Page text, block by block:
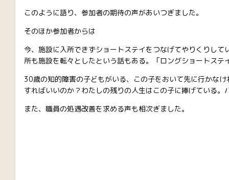
このように語り、参加者の期待の声があいつぎました。
そのほか参加者からは
今、施設に入所できずショートステイをつなげてやりくりし
所も施設を転々としたという話もある。「ロングショートステ
30歳の知的障害の子どもがいる、この子をおいて先に行かな
すればいいのか？わたしの残りの人生はこの子に捧げている。
また、職員の処遇改善を求める声も相次ぎました。